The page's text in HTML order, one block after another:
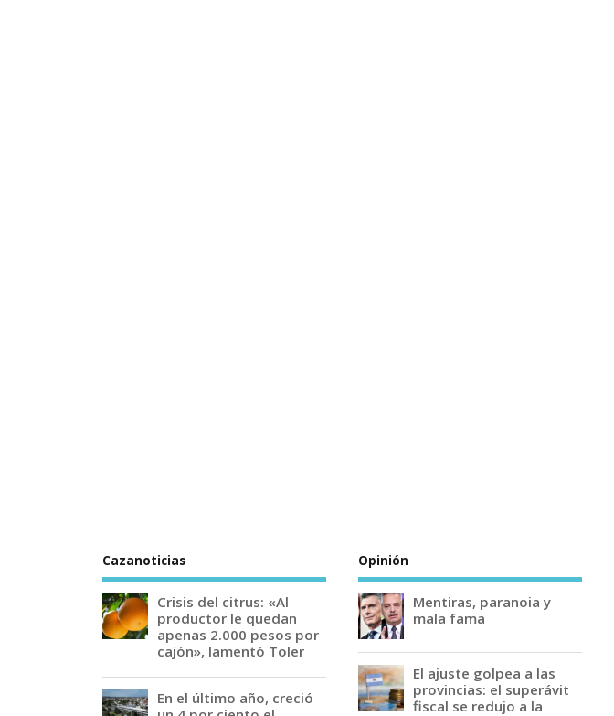
Cazanoticias
Crisis del citrus: «Al
productor le quedan
apenas 2.000 pesos por
cajón», lamentó Toler
En el último año, creció
Opinión
Mentiras, paranoia y
mala fama
El ajuste golpea a las
provincias: el superávit
fiscal se redujo a la